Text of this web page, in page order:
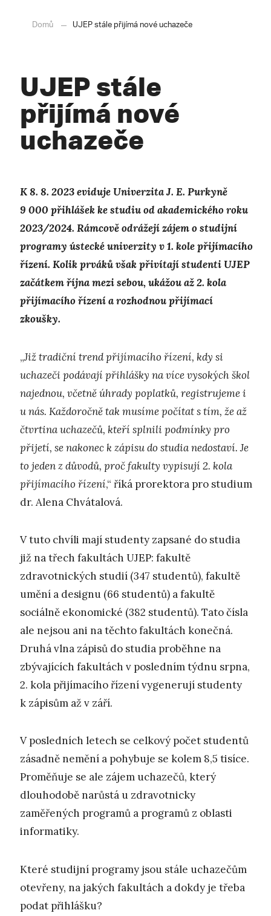
Domů UJEP stále přijímá nové uchazeče
UJEP stále
přijímá nové
uchazeče
K 8. 8. 2023 eviduje Univerzita J. E. Purkyně
9 000 přihlášek ke studiu od akademického roku
2023/2024. Rámcově odrážejí zájem o studijní
programy ústecké univerzity v 1. kole přijímacího
řízení. Kolik prváků však přivítají studenti UJEP
začátkem října mezi sebou, ukážou až 2. kola
přijímacího řízení a rozhodnou přijímací
zkoušky.
„Již tradiční trend přijímacího řízení, kdy si
uchazeči podávají přihlášky na více vysokých škol
najednou, včetně úhrady poplatků, registrujeme i
u nás. Každoročně tak musíme počítat s tím, že až
čtvrtina uchazečů, kteří splnili podmínky pro
přijetí, se nakonec k zápisu do studia nedostaví. Je
to jeden z důvodů, proč fakulty vypisují 2. kola
přijímacího řízení,“ říká prorektora pro studium
dr. Alena Chvátalová.
V tuto chvíli mají studenty zapsané do studia
již na třech fakultách UJEP: fakultě
zdravotnických studií (347 studentů), fakultě
umění a designu (66 studentů) a fakultě
sociálně ekonomické (382 studentů). Tato čísla
ale nejsou ani na těchto fakultách konečná.
Druhá vlna zápisů do studia proběhne na
zbývajících fakultách v posledním týdnu srpna,
2. kola přijímacího řízení vygenerují studenty
k zápisům až v září.
V posledních letech se celkový počet studentů
zásadně nemění a pohybuje se kolem 8,5 tisíce.
Proměňuje se ale zájem uchazečů, který
dlouhodobě narůstá u zdravotnicky
zaměřených programů a programů z oblasti
informatiky.
Které studijní programy jsou stále uchazečům
otevřeny, na jakých fakultách a dokdy je třeba
podat přihlášku?